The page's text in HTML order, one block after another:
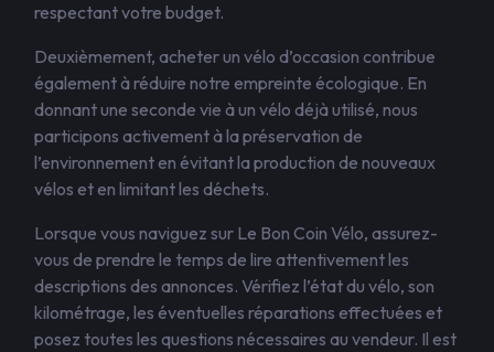
respectant votre budget.
Deuxièmement, acheter un vélo d’occasion contribue
également à réduire notre empreinte écologique. En
donnant une seconde vie à un vélo déjà utilisé, nous
participons activement à la préservation de
l’environnement en évitant la production de nouveaux
vélos et en limitant les déchets.
Lorsque vous naviguez sur Le Bon Coin Vélo, assurez-
vous de prendre le temps de lire attentivement les
descriptions des annonces. Vérifiez l’état du vélo, son
kilométrage, les éventuelles réparations effectuées et
posez toutes les questions nécessaires au vendeur. Il est